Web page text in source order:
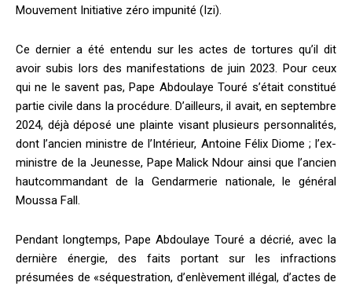
Mouvement Initiative zéro impunité (Izi).
Ce dernier a été entendu sur les actes de tortures qu’il dit
avoir subis lors des manifestations de juin 2023. Pour ceux
qui ne le savent pas, Pape Abdoulaye Touré s’était constitué
partie civile dans la procédure. D’ailleurs, il avait, en septembre
2024, déjà déposé une plainte visant plusieurs personnalités,
dont l’ancien ministre de l’Intérieur, Antoine Félix Diome ; l’ex­
ministre de la Jeunesse, Pape Malick Ndour ainsi que l’ancien
haut­commandant de la Gendarmerie nationale, le général
Moussa Fall.
Pendant longtemps, Pape Abdoulaye Touré a décrié, avec la
dernière énergie, des faits portant sur les infractions
présumées de «séquestration, d’enlèvement illégal, d’actes de